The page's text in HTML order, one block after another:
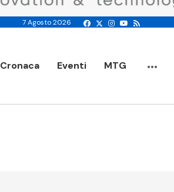
7 Agosto 2026
Cronaca Eventi MTG ...